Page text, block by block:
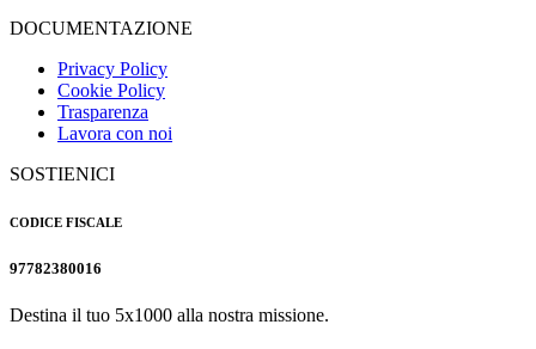
DOCUMENTAZIONE
Privacy Policy
Cookie Policy
Trasparenza
Lavora con noi
SOSTIENICI
CODICE FISCALE
97782380016
Destina il tuo 5x1000 alla nostra missione.